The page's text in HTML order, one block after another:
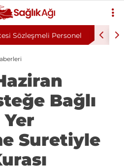
Sözleşmeli Bilişim Personeli
Bağlı
Yer
Suretiyle